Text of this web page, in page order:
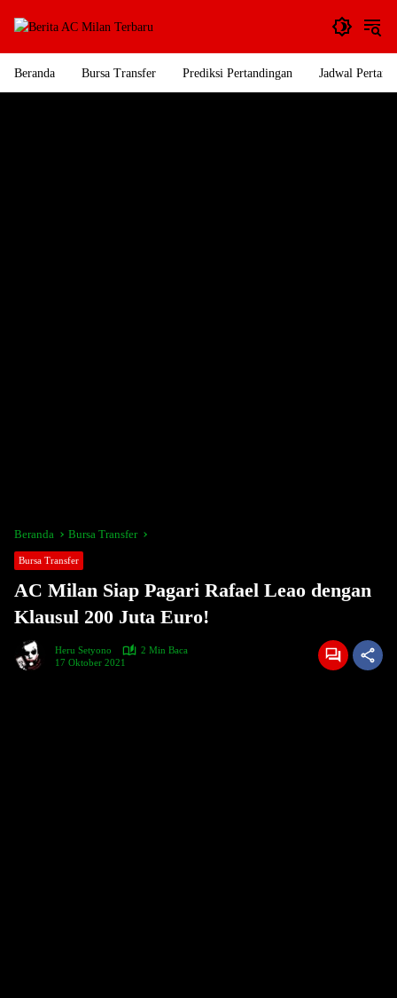
Beranda Bursa Transfer Prediksi Pertandingan Jadwal
Beranda Bursa Transfer
Bursa Transfer
AC Milan Siap Pagari Rafael Leao dengan
Klausul 200 Juta Euro!
Heru Setyono
2 Min Baca
17 Oktober 2021